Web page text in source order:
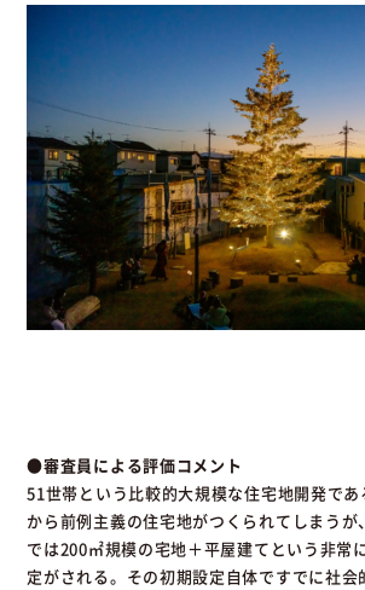
●審査員による評価コメント
51世帯という比較的大規模な住宅地開発で
から前例主義の住宅地がつくられてしまうが
では200㎡規模の宅地＋平屋建てという非常
定がされる。その初期設定自体ですでに社会